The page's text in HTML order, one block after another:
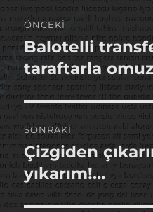
Yazı
gezinmesi
ÖNCEKI
Önceki
yazı:
Balotelli
taraftarla
SONRAKI
Sonraki
yazı:
Çizgiden
yıkarım!…